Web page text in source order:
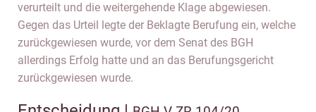
verurteilt und die weitergehende Klage abgewiesen.
Gegen das Urteil legte der Beklagte Berufung ein, welche
zurückgewiesen wurde, vor dem Senat des BGH
allerdings Erfolg hatte und an das Berufungsgericht
zurückgewiesen wurde.